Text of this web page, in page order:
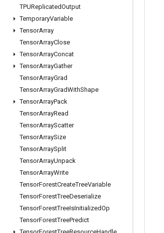
TPUReplicatedOutput
TemporaryVariable
TensorArray
TensorArrayClose
TensorArrayConcat
TensorArrayGather
TensorArrayGrad
TensorArrayGradWithShape
TensorArrayPack
TensorArrayRead
TensorArrayScatter
TensorArraySize
TensorArraySplit
TensorArrayUnpack
TensorArrayWrite
TensorForestCreateTreeVariable
TensorForestTreeDeserialize
TensorForestTreeIsInitializedOp
TensorForestTreePredict